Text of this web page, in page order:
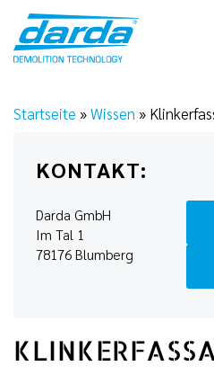
content
Startseite »Wissen »
KONTAKT:
Darda GmbH
Im Tal 1
78176 Blumberg